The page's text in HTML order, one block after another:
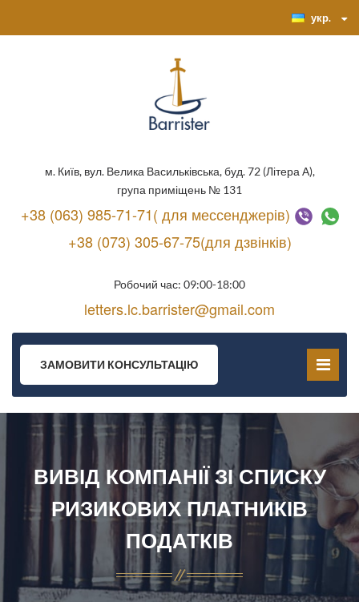
укр.
м. Київ, вул. Велика Васильківська, буд. 72 (Літера А),
група приміщень № 131
+38 (063) 985-71-71( для мессенджерів)
+38 (073) 305-67-75(для дзвінків)
Робочий час: 09:00-18:00
letters.lc.barrister@gmail.com
ЗАМОВИТИ КОНСУЛЬТАЦІЮ
ВИВІД КОМПАНІЇ ЗІ СПИСКУ
РИЗИКОВИХ ПЛАТНИКІВ
ПОДАТКІВ